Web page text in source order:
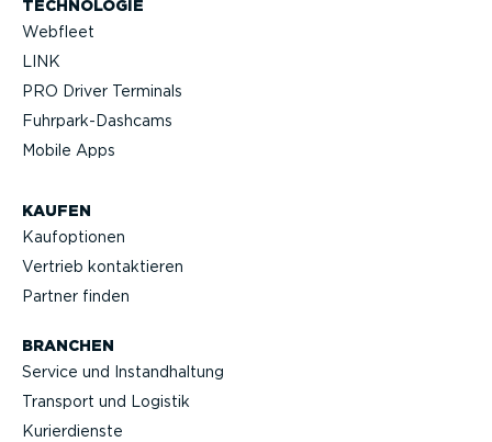
TECHNOLOGIE
Webfleet
LINK
PRO Driver Terminals
Fuhrpar­k-Da­shcams
Mobile Apps
KAUFEN
Kaufop­tionen
Vertrieb kontak­tieren
Partner finden
BRANCHEN
Service und Instand­haltung
Transport und Logistik
Kurier­dienste